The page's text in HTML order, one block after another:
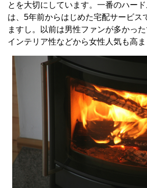
とを大切にしています。一番のハー
は、5年前からはじめた宅配サービス
ますし。以前は男性ファンが多かっ
インテリア性などから女性人気も高ま